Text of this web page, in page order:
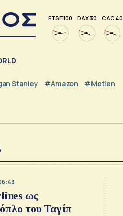
FTSE 100 DAX 30 CAC 40
Stanley #Amazon #Metlen
ως
του Ταγίπ